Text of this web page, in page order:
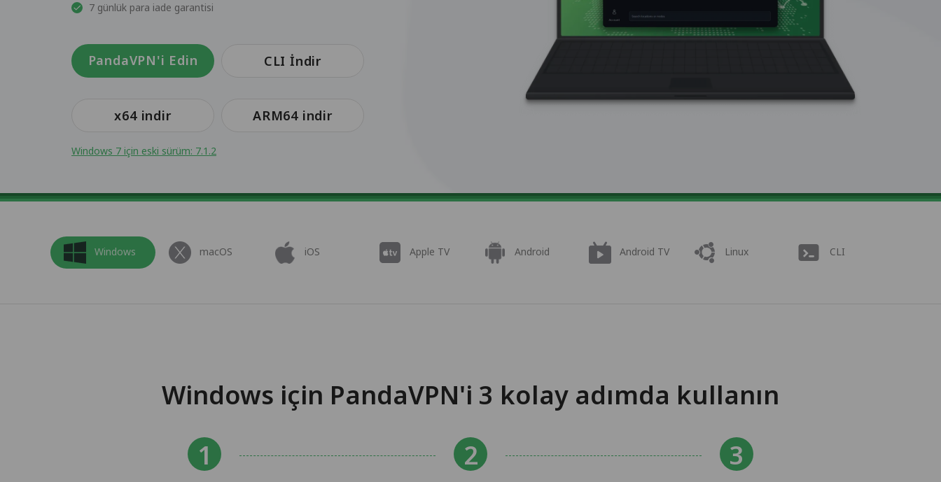
7 günlük para iade garantisi
PandaVPN'i Edin CLI İndir
x64 indir ARM64 indir
Windows 7 için eski sürüm: 7.1.2
Windows macOS iOS Apple TV Android Android TV Linux CLI
Windows için PandaVPN'i 3 kolay adımda kullanın